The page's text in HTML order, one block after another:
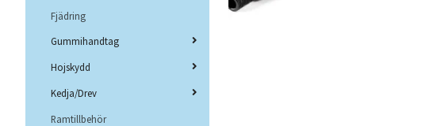
Fjädring
Gummihandtag
Hojskydd
Kedja/Drev
Ramtillbehör